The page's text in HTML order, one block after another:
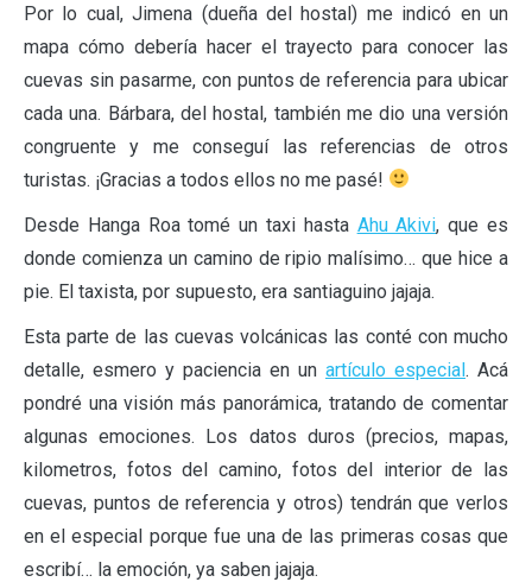
Por lo cual, Jimena (dueña del hostal) me indicó en un
mapa cómo debería hacer el trayecto para conocer las
cuevas sin pasarme, con puntos de referencia para ubicar
cada una. Bárbara, del hostal, también me dio una versión
congruente y me conseguí las referencias de otros
turistas. ¡Gracias a todos ellos no me pasé!
Desde Hanga Roa tomé un taxi hasta Ahu Akivi, que es
donde comienza un camino de ripio malísimo… que hice a
pie. El taxista, por supuesto, era santiaguino jajaja.
Esta parte de las cuevas volcánicas las conté con mucho
detalle, esmero y paciencia en un artículo especial. Acá
pondré una visión más panorámica, tratando de comentar
algunas emociones. Los datos duros (precios, mapas,
kilometros, fotos del camino, fotos del interior de las
cuevas, puntos de referencia y otros) tendrán que verlos
en el especial porque fue una de las primeras cosas que
escribí… la emoción, ya saben jajaja.